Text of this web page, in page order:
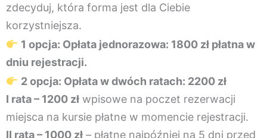
zdecyduj, która forma jest dla Ciebie
korzystniejsza.
1 opcja: Opłata jednorazowa: 1800 zł płatna w
dniu rejestracji.
2 opcja: Opłata w dwóch ratach: 2200 zł
I rata – 1200 zł wpisowe na poczet rezerwacji
miejsca na kursie płatne w momencie rejestracji.
II rata – 1000 zł – płatne najpóźniej na 5 dni przed